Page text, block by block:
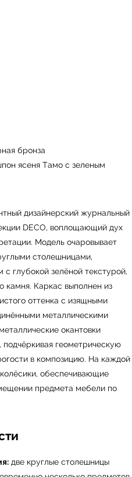
бронза
ясеня Тамо с зеленым
дизайнерский журнальный
DECO, воплощающий дух
Модель очаровывает
столешницами,
глубокой зелёной текстурой,
камня. Каркас выполнен из
оттенка с изящными
металлическими
окантовки
геометрическую
в композицию. На каждой
обеспечивающие
предмета мебели по
две круглые столешницы